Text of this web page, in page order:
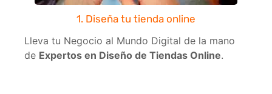
1. Diseña tu tienda online
Lleva tu Negocio al Mundo Digital de la mano
de Expertos en Diseño de Tiendas Online.